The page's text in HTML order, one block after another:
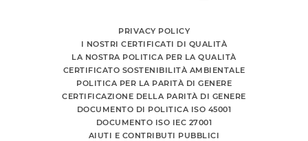
PRIVACY POLICY
I NOSTRI CERTIFICATI DI QUALITÀ
LA NOSTRA POLITICA PER LA QUALITÀ
CERTIFICATO SOSTENIBILITÀ AMBIENTALE
POLITICA PER LA PARITÀ DI GENERE
CERTIFICAZIONE DELLA PARITÀ DI GENERE
DOCUMENTO DI POLITICA ISO 45001
DOCUMENTO ISO IEC 27001
AIUTI E CONTRIBUTI PUBBLICI